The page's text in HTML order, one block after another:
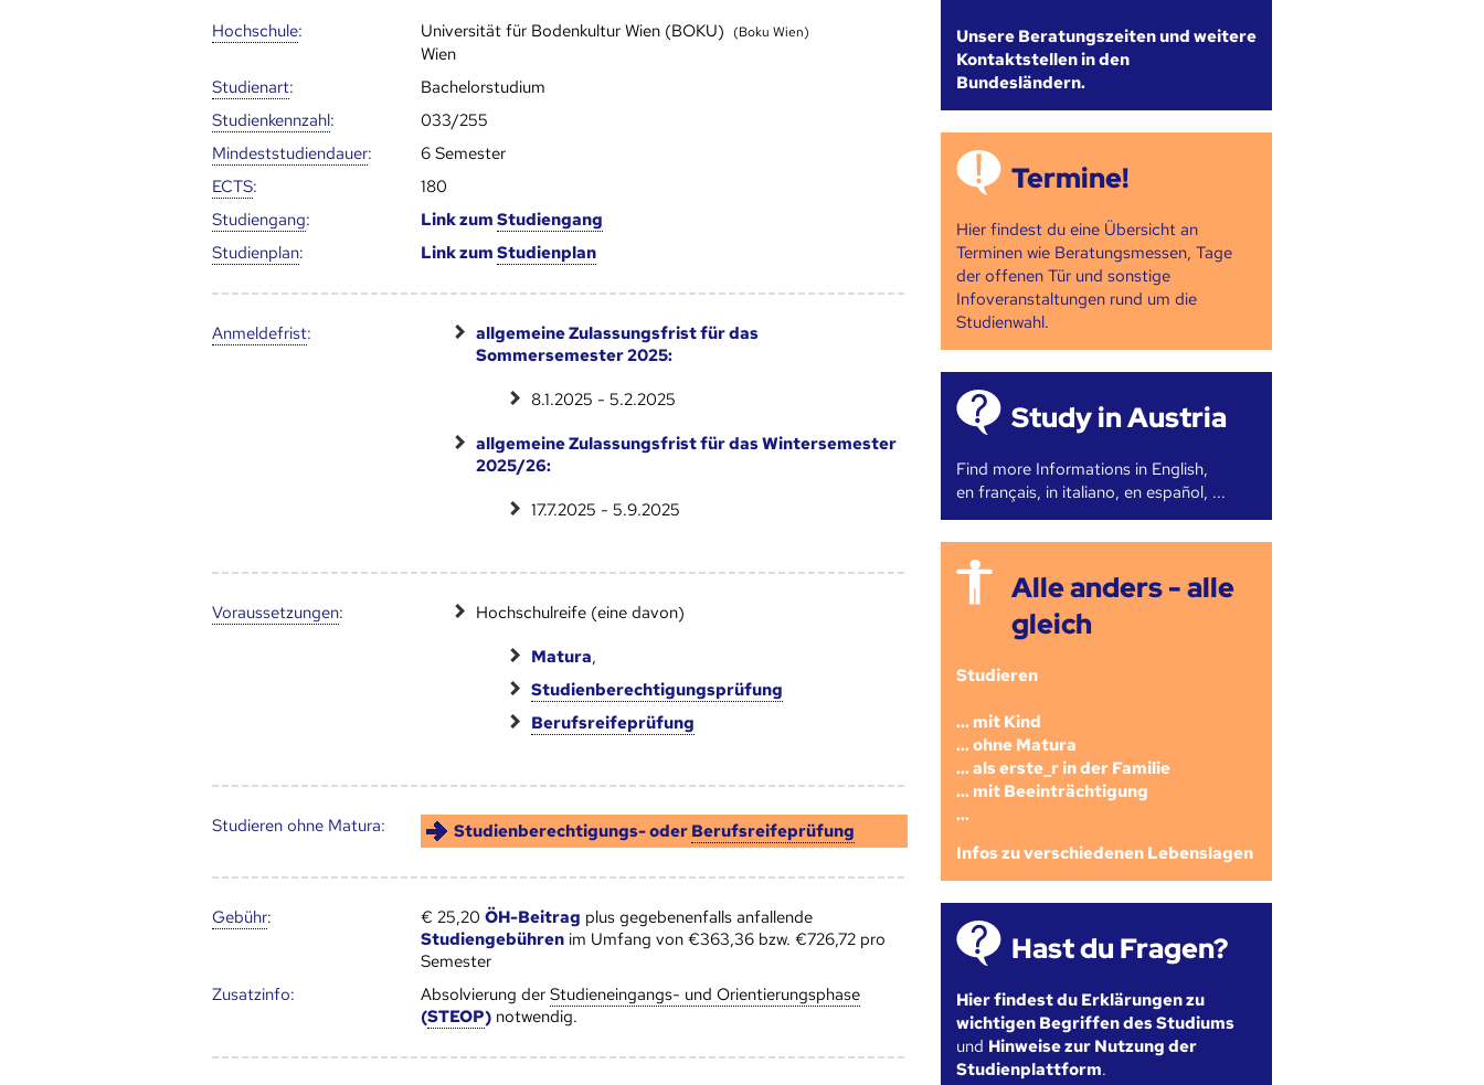
Hoch­schule: Universität für Bodenkultur Wien (BOKU) (Boku Wien)
Wien
Studienart:
Bachelorstudium
Studien­kenn­zahl:
033/255
Mindest­studien­dauer:
6 Semester
ECTS:
180
Studien­gang: Link zum Studien­gang
Studien­plan: Link zum Studien­plan
Anmelde­frist:
allgemeine Zulassungsfrist für das
Sommersemester 2025:
8.1.2025 - 5.2.2025
allgemeine Zulassungsfrist für das Wintersemester
2025/26:
17.7.2025 - 5.9.2025
Voraus­setzungen: Hochschulreife (eine davon)
Matura,
Studienberechtigungsprüfung
Berufsreifeprüfung
Studieren ohne Matura: Studienberechtigungs- oder Berufsreifeprüfung
Gebühr: € 25,20 ÖH-Beitrag plus gegebenenfalls anfallende
Studiengebührenim Umfang von €363,36 bzw. €726,72 pro
Semester
Zusatz­info:
Absolvierung der Studieneingangs- und Orientierungsphase
(STEOP)notwendig.
Unsere Beratungszeiten und weitere
Kontaktstellen in den
Bundesländern.
Termine!
Hier findest du eine Übersicht an
Terminen wie Beratungsmessen, Tage
der offenen Tür und sonstige
Infoveranstaltungen rund um die
Studienwahl.
Study in Austria
Find more Informations in English,
en français, in italiano, en español, ...
Alle anders - alle
gleich
Studieren
... mit Kind
... ohne Matura
... als erste_r in der Familie
... mit Beeinträchtigung
...
Infos zu verschiedenen Lebenslagen
Hast du Fragen?
Hier findest du Erklärungen zu
wichtigen Begriffen des Studiums
und Hinweise zur Nutzung der
Studienplattform.